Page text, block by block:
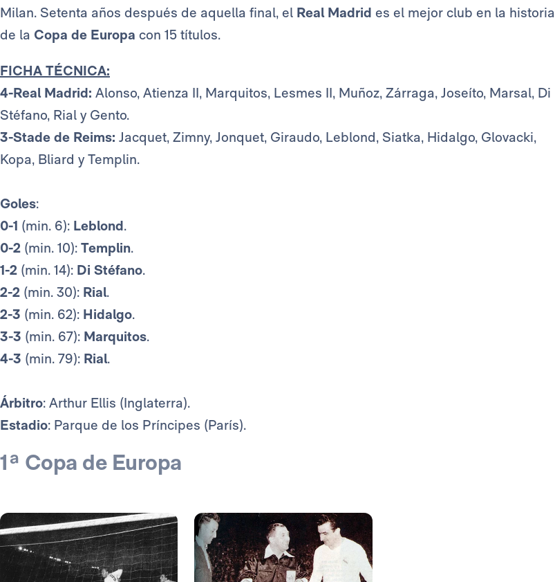
Milan. Setenta años después de aquella final, el Real Madrid es el mejor club en la historia
de la Copa de Europa con 15 títulos.
FICHA TÉCNICA:
4-Real Madrid: Alonso, Atienza II, Marquitos, Lesmes II, Muñoz, Zárraga, Joseíto, Marsal, Di
Stéfano, Rial y Gento.
3-Stade de Reims: Jacquet, Zimny, Jonquet, Giraudo, Leblond, Siatka, Hidalgo, Glovacki,
Kopa, Bliard y Templin.
Goles:
0-1 (min. 6): Leblond.
0-2 (min. 10): Templin.
1-2 (min. 14): Di Stéfano.
2-2 (min. 30): Rial.
2-3 (min. 62): Hidalgo.
3-3 (min. 67): Marquitos.
4-3 (min. 79): Rial.
Árbitro: Arthur Ellis (Inglaterra).
Estadio: Parque de los Príncipes (París).
1ª Copa de Europa